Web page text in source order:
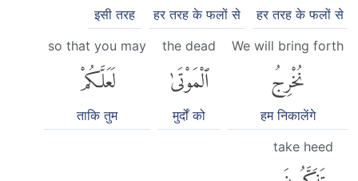
हर तरह के फलों से
हर तरह के फलों से
इसी तरह
We will bring forth
نُخْرِجُ
हम निकालेंगे
the dead
ٱلْمَوْتَىٰ
मुर्दों को
so that you may
لَعَلَّكُمْ
ताकि तुम
take heed